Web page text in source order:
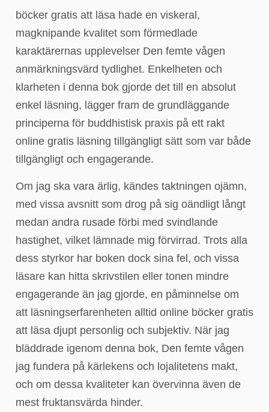
böcker gratis att läsa hade en viskeral,
magknipande kvalitet som förmedlade
karaktärernas upplevelser Den femte vågen
anmärkningsvärd tydlighet. Enkelheten och
klarheten i denna bok gjorde det till en absolut
enkel läsning, lägger fram de grundläggande
principerna för buddhistisk praxis på ett rakt
online gratis läsning tillgängligt sätt som var både
tillgängligt och engagerande.
Om jag ska vara ärlig, kändes taktningen ojämn,
med vissa avsnitt som drog på sig oändligt långt
medan andra rusade förbi med svindlande
hastighet, vilket lämnade mig förvirrad. Trots alla
dess styrkor har boken dock sina fel, och vissa
läsare kan hitta skrivstilen eller tonen mindre
engagerande än jag gjorde, en påminnelse om
att läsningserfarenheten alltid online böcker gratis
att läsa djupt personlig och subjektiv. När jag
bläddrade igenom denna bok, Den femte vågen
jag fundera på kärlekens och lojalitetens makt,
och om dessa kvaliteter kan övervinna även de
mest fruktansvärda hinder.